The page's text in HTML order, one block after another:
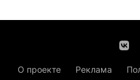
О проекте Реклама